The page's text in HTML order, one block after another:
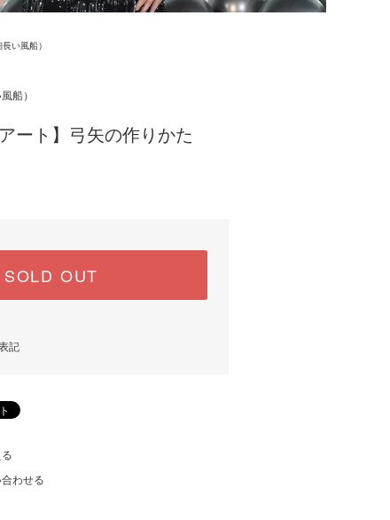
い風船）
船）
ート】弓矢の作りかた
SOLD OUT
記
わせる